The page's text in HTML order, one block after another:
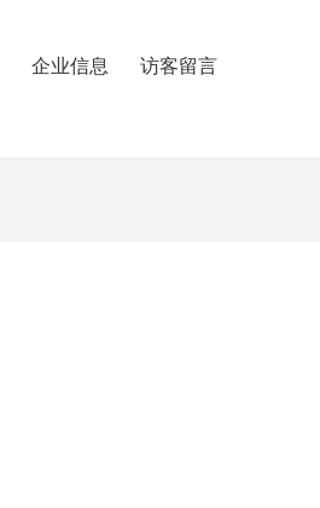
企业信息 访客留言